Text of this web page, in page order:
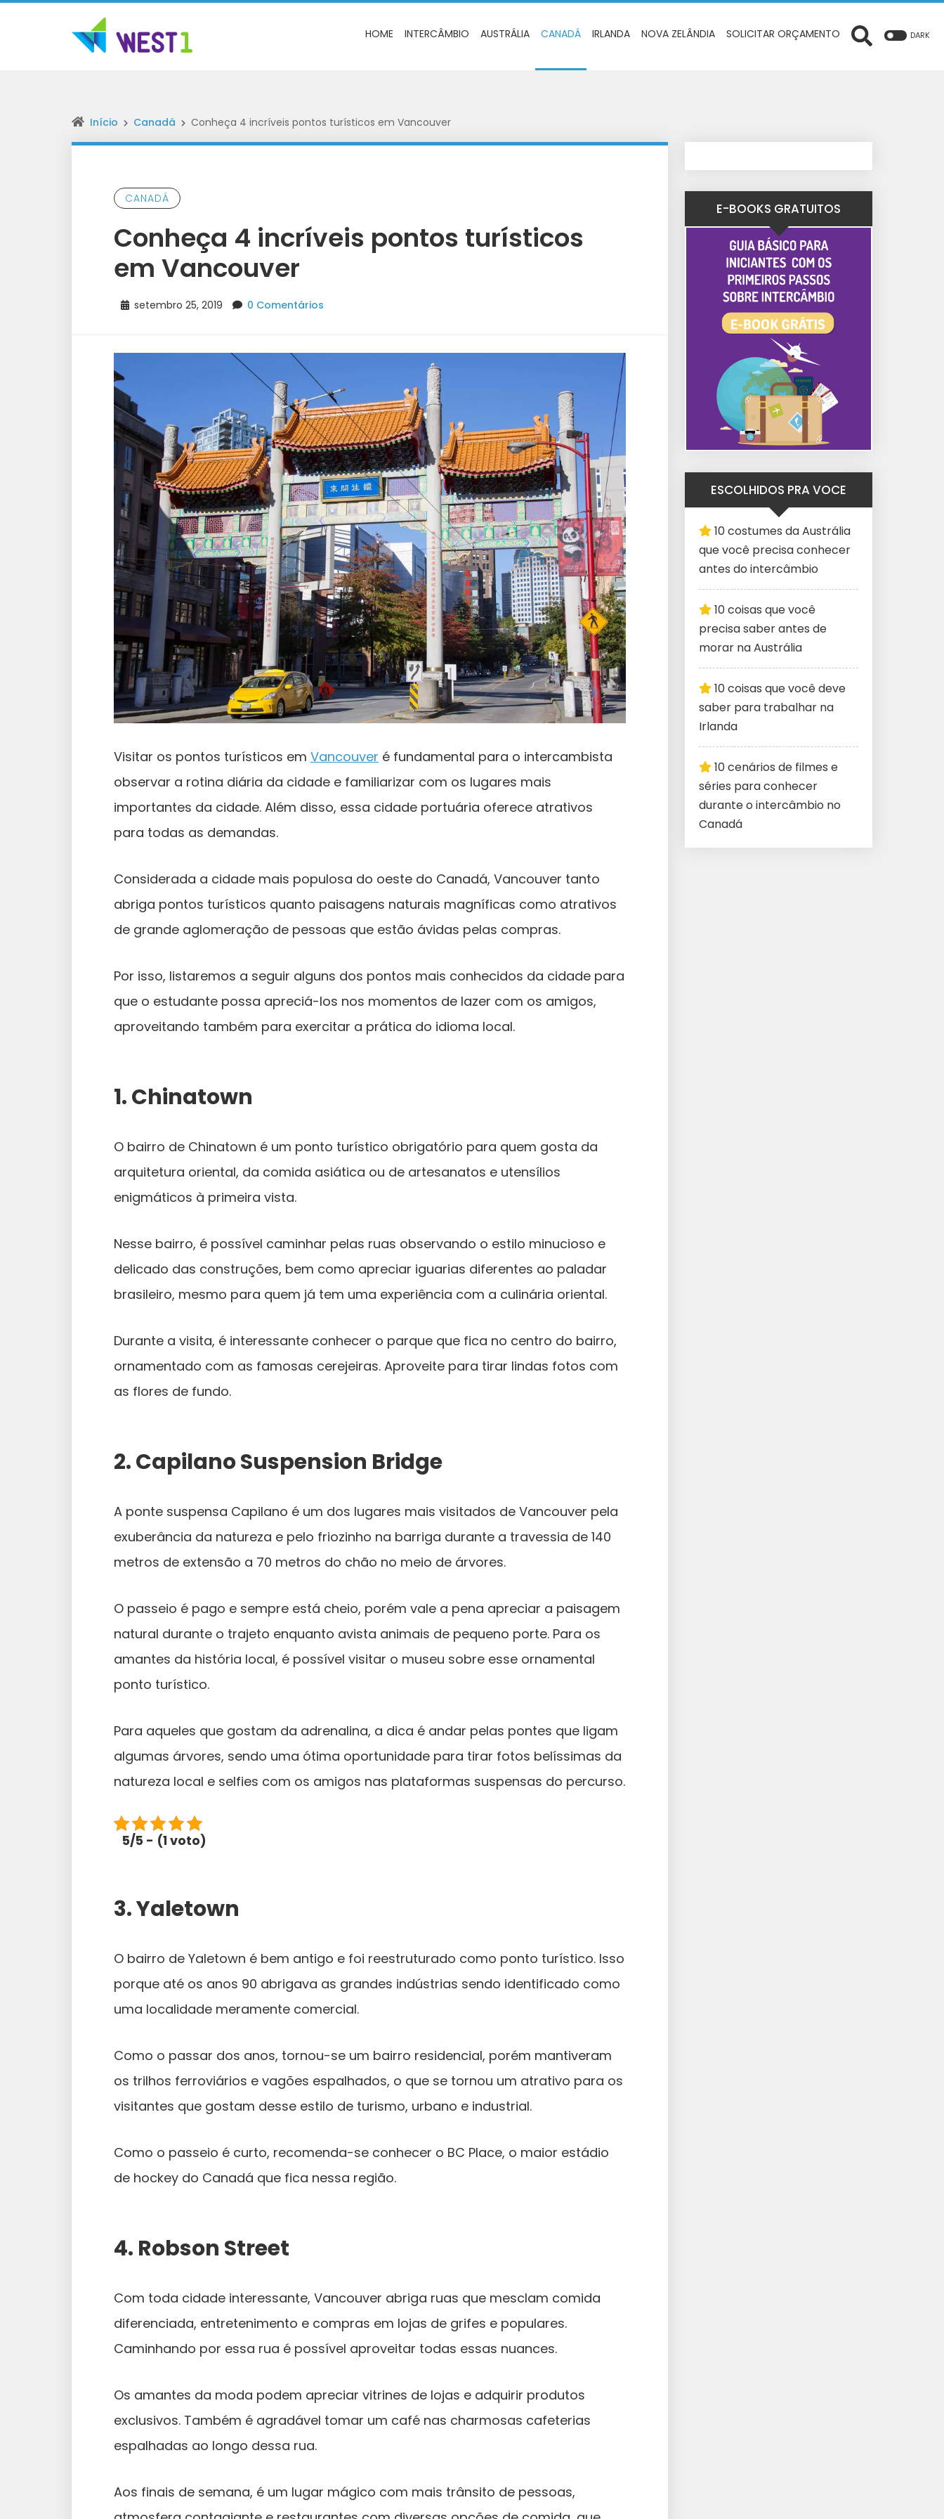
HOME INTERCÂMBIO AUSTRÁLIA CANADÁ IRLANDA NOVA ZELÂNDIA SOLICITAR ORÇAMENTO DARK
Início Canadá Conheça 4 incríveis pontos turísticos em Vancouver
CANADÁ
Conheça 4 incríveis pontos turísticos
em Vancouver
setembro 25, 2019 0 Comentários
Visitar os pontos turísticos em Vancouver é fundamental para o intercambista
observar a rotina diária da cidade e familiarizar com os lugares mais
importantes da cidade. Além disso, essa cidade portuária oferece atrativos
para todas as demandas.
Considerada a cidade mais populosa do oeste do Canadá, Vancouver tanto
abriga pontos turísticos quanto paisagens naturais magníficas como atrativos
de grande aglomeração de pessoas que estão ávidas pelas compras.
Por isso, listaremos a seguir alguns dos pontos mais conhecidos da cidade para
que o estudante possa apreciá-los nos momentos de lazer com os amigos,
aproveitando também para exercitar a prática do idioma local.
1. Chinatown
O bairro de Chinatown é um ponto turístico obrigatório para quem gosta da
arquitetura oriental, da comida asiática ou de artesanatos e utensílios
enigmáticos à primeira vista.
Nesse bairro, é possível caminhar pelas ruas observando o estilo minucioso e
delicado das construções, bem como apreciar iguarias diferentes ao paladar
brasileiro, mesmo para quem já tem uma experiência com a culinária oriental.
Durante a visita, é interessante conhecer o parque que fica no centro do bairro,
ornamentado com as famosas cerejeiras. Aproveite para tirar lindas fotos com
as flores de fundo.
2. Capilano Suspension Bridge
A ponte suspensa Capilano é um dos lugares mais visitados de Vancouver pela
exuberância da natureza e pelo friozinho na barriga durante a travessia de 140
metros de extensão a 70 metros do chão no meio de árvores.
O passeio é pago e sempre está cheio, porém vale a pena apreciar a paisagem
natural durante o trajeto enquanto avista animais de pequeno porte. Para os
amantes da história local, é possível visitar o museu sobre esse ornamental
ponto turístico.
Para aqueles que gostam da adrenalina, a dica é andar pelas pontes que ligam
algumas árvores, sendo uma ótima oportunidade para tirar fotos belíssimas da
natureza local e selfies com os amigos nas plataformas suspensas do percurso.
5/5 - (1 voto)
3. Yaletown
O bairro de Yaletown é bem antigo e foi reestruturado como ponto turístico. Isso
porque até os anos 90 abrigava as grandes indústrias sendo identificado como
uma localidade meramente comercial.
Como o passar dos anos, tornou-se um bairro residencial, porém mantiveram
os trilhos ferroviários e vagões espalhados, o que se tornou um atrativo para os
visitantes que gostam desse estilo de turismo, urbano e industrial.
Como o passeio é curto, recomenda-se conhecer o BC Place, o maior estádio
de hockey do Canadá que fica nessa região.
4. Robson Street
Com toda cidade interessante, Vancouver abriga ruas que mesclam comida
diferenciada, entretenimento e compras em lojas de grifes e populares.
Caminhando por essa rua é possível aproveitar todas essas nuances.
Os amantes da moda podem apreciar vitrines de lojas e adquirir produtos
exclusivos. Também é agradável tomar um café nas charmosas cafeterias
espalhadas ao longo dessa rua.
Aos finais de semana, é um lugar mágico com mais trânsito de pessoas,
E-BOOKS GRATUITOS
ESCOLHIDOS PRA VOCE
10 costumes da Austrália
que você precisa conhecer
antes do intercâmbio
10 coisas que você
precisa saber antes de
morar na Austrália
10 coisas que você deve
saber para trabalhar na
Irlanda
10 cenários de filmes e
séries para conhecer
durante o intercâmbio no
Canadá